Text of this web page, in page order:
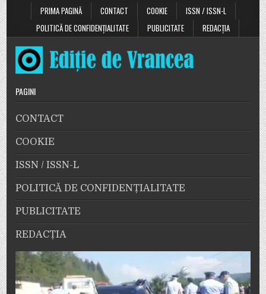
PRIMA PAGINĂ
CONTACT COOKIE
ISSN / ISSN-L
POLITICĂ DE CONFIDENȚIALITATE
PUBLICITATE REDACȚIA
PAGINI
CONTACT
COOKIE
ISSN / ISSN-L
POLITICĂ DE CONFIDENȚIALITATE
PUBLICITATE
REDACȚIA